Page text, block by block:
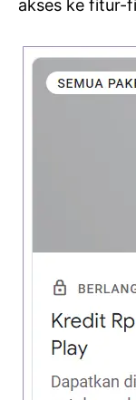
akses ke fitur-